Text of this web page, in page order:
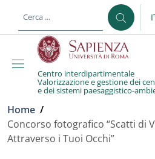
al contenuto principale
Centro interdipartimentale
Valorizzazione e gestione dei
e dei sistemi paesaggistico-
Briciole di pane
Home /
Concorso fotografico “Scatti di
Attraverso i Tuoi Occhi”